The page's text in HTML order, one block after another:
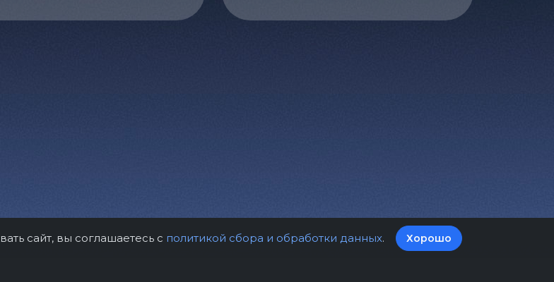
сайт, вы соглашаетесь с политикой сбора и обработки данных. Хорошо